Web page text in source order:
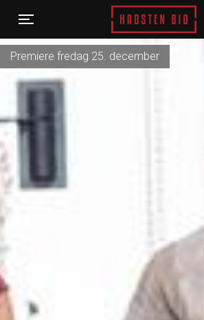
Toggle navigation
Hadsten Bio
Premiere fredag 25. december